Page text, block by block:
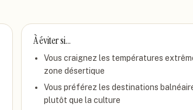
À éviter si…
Vous craignez les températures
zone désertique
Vous préférez les destinations
plutôt que la culture